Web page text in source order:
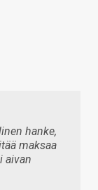
hanke,
maksaa
aivan